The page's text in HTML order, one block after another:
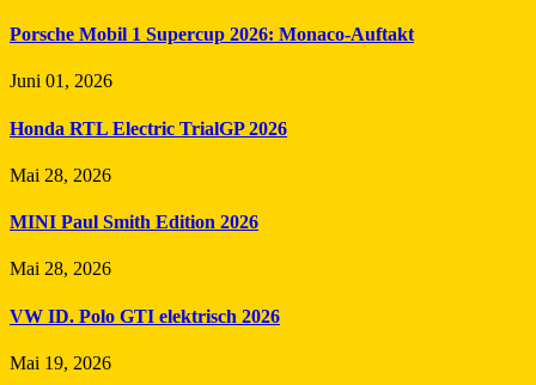
Porsche Mobil 1 Supercup 2026: Monaco-Auftakt
Juni 01, 2026
Honda RTL Electric TrialGP 2026
Mai 28, 2026
MINI Paul Smith Edition 2026
Mai 28, 2026
VW ID. Polo GTI elektrisch 2026
Mai 19, 2026